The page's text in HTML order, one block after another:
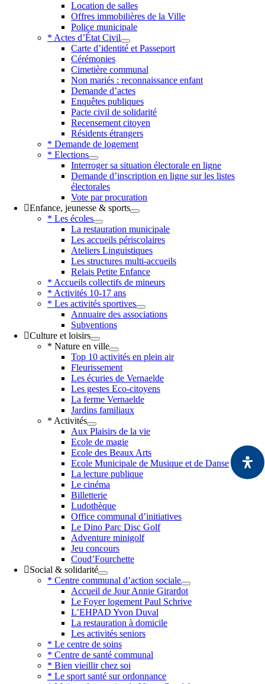
Location de salles
Offres immobilières de la Ville
Police municipale
* Actes d’État Civil
Carte d’identité et Passeport
Cérémonies
Cimetière communal
Non mariés : reconnaissance enfant
Demande d’actes
Enquêtes publiques
Pacte civil de solidarité
Recensement citoyen
Résidents étrangers
* Demande de logement
* Elections
Interroger sa situation électorale en ligne
Demande d’inscription en ligne sur les listes
électorales
Vote par procuration
Enfance, jeunesse & sports
* Les écoles
La restauration municipale
Les accueils périscolaires
Ateliers Linguistiques
Les structures multi-accueils
Relais Petite Enfance
* Accueils collectifs de mineurs
* Activités 10-17 ans
* Les activités sportives
Annuaire des associations
Subventions
Culture et loisirs
* Nature en ville
Top 10 activités en plein air
Fleurissement
Les écuries de Vernaelde
Les gestes Eco-citoyens
La ferme Vernaelde
Jardins familiaux
* Activités
Aux Plaisirs de la vie
Ecole de magie
Ecole des Beaux Arts
Ecole Municipale de Musique et de Danse
La lecture publique
Le cinéma
Billetterie
Ludothèque
Office communal d’initiatives
Le Dino Parc Disc Golf
Adventure minigolf
Jeu concours
Coud’Fourchette
Social & solidarité
* Centre communal d’action sociale
Accueil de Jour Annie Girardot
Le Foyer logement Paul Schrive
L’EHPAD Yvon Duval
La restauration à domicile
Les activités seniors
* Le centre de soins
* Centre de santé communal
* Bien vieillir chez soi
* Le sport santé sur ordonnance